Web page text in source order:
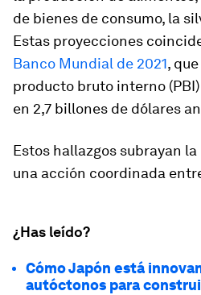
de bienes de consumo, la
Estas proyecciones
Banco Mundial de 2021,
producto bruto interno
en 2,7 billones de dólares
Estos hallazgos subrayan
una acción coordinada
¿Has leído?
Cómo Japón está
autóctonos para